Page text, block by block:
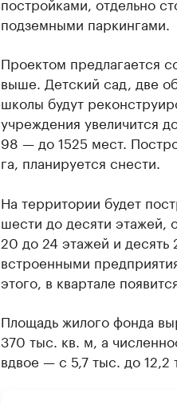
подземными паркингами.
Проектом предлагается
выше. Детский сад, две
школы будут
учреждения увеличится
98 — до 1525 мест.
га, планируется снести.
На территории будет
шести до десяти этажей,
20 до 24 этажей и десять
встроенными
этого, в квартале
Площадь жилого фонда
370 тыс. кв. м, а
вдвое — с 5,7 тыс. до 12,2